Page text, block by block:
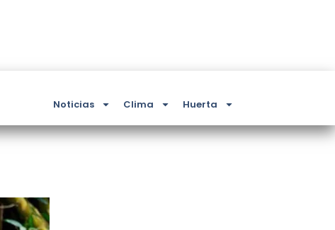
Noticias Clima Huerta